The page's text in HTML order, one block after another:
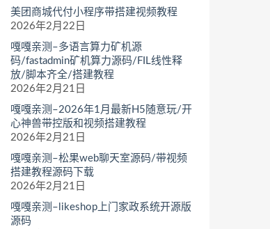
美团商城代付小程序带搭建视频教程
2026年2月22日
嘎嘎亲测–多语言算力矿机源
码/fastadmin矿机算力源码/FIL线性释
放/脚本齐全/搭建教程
2026年2月21日
嘎嘎亲测–2026年1月最新H5随意玩/开
心神兽带控版和视频搭建教程
2026年2月21日
嘎嘎亲测–松果web聊天室源码/带视频
搭建教程源码下载
2026年2月21日
嘎嘎亲测–likeshop上门家政系统开源版
源码